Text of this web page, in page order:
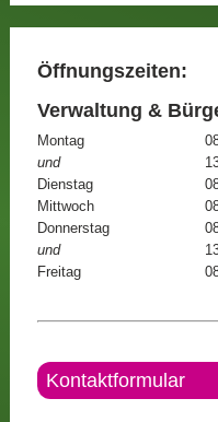
Öffnungszeiten:
Verwaltung &
Montag
und
Dienstag
Mittwoch
Donnerstag
und
Freitag
Kontaktformular